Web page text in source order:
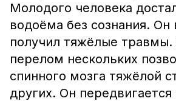
Молодого человека
водоёма без сознания.
получил тяжёлые травмы.
перелом нескольких
спинного мозга тяжёлой
других. Он передвигается